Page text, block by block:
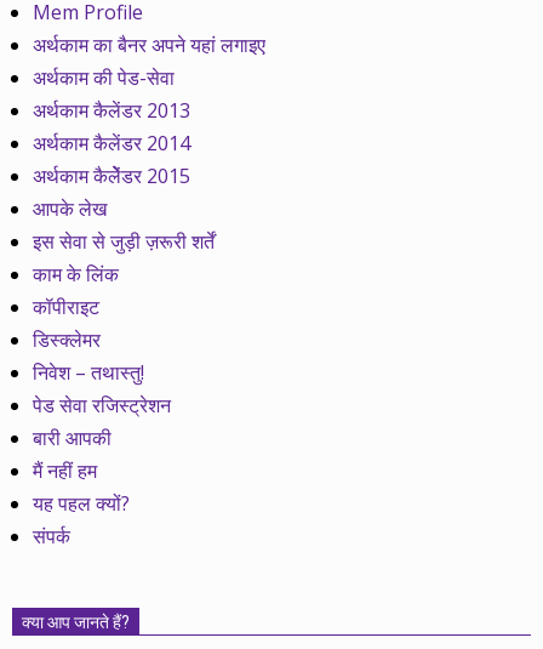
Mem Profile
अर्थकाम का बैनर अपने यहां लगाइए
अर्थकाम की पेड-सेवा
अर्थकाम कैलेंडर 2013
अर्थकाम कैलेंडर 2014
अर्थकाम कैलेेंडर 2015
आपके लेख
इस सेवा से जुड़ी ज़रूरी शर्तें
काम के लिंक
कॉपीराइट
डिस्क्लेमर
निवेश – तथास्तु!
पेड सेवा रजिस्ट्रेशन
बारी आपकी
मैं नहीं हम
यह पहल क्यों?
संपर्क
क्या आप जानते हैं?